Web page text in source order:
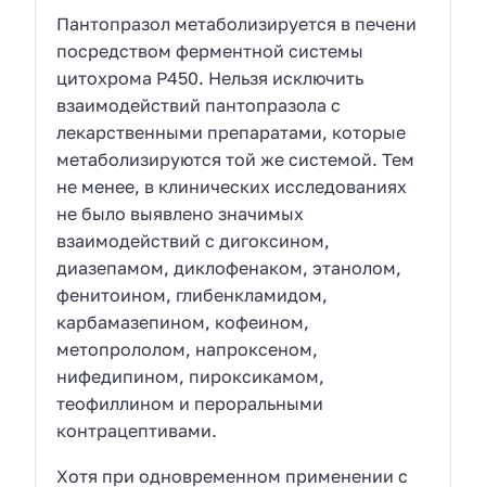
Пантопразол метаболизируется в печени
посредством ферментной системы
цитохрома Р450. Нельзя исключить
взаимодействий пантопразола с
лекарственными препаратами, которые
метаболизируются той же системой. Тем
не менее, в клинических исследованиях
не было выявлено значимых
взаимодействий с дигоксином,
диазепамом, диклофенаком, этанолом,
фенитоином, глибенкламидом,
карбамазепином, кофеином,
метопрололом, напроксеном,
нифедипином, пироксикамом,
теофиллином и пероральными
контрацептивами.
Хотя при одновременном применении с